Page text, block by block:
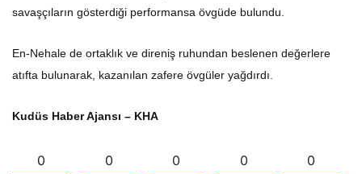
savaşçıların gösterdiği performansa övgüde bulundu.
En-Nehale de ortaklık ve direniş ruhundan beslenen değerlere
atıfta bulunarak, kazanılan zafere övgüler yağdırdı.
Kudüs Haber Ajansı – KHA
0 0 0 0 0